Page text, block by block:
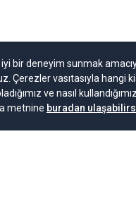
bir deneyim sunmak
Çerezler vasıtasıyla hangi
ve nasıl
metnine buradan